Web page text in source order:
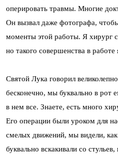
оперировать травмы. Многие
Он вызвал даже фотографа,
моменты этой работы. Я хирург
но такого совершенства в работе
Святой Лука говорил
бесконечно, мы буквально в рот
в нем все. Знаете, есть много
Его операции были уроком для
смелых движений, мы видели, как
буквально вскакивали со